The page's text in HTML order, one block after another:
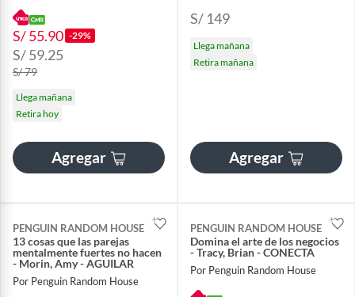
S/ 55.90 -29%
S/ 59.25
S/ 79
Llega mañana
Retira hoy
Agregar
S/ 149
Llega mañana
Retira mañana
Agregar
PENGUIN RANDOM HOUSE
13 cosas que las parejas
mentalmente fuertes no hacen
- Morin, Amy - AGUILAR
Por Penguin Random House
PENGUIN RANDOM HOUSE
Domina el arte de los negocios
- Tracy, Brian - CONECTA
Por Penguin Random House